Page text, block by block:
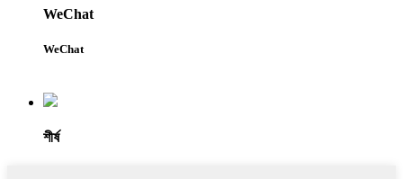
WeChat
WeChat
শীর্ষ